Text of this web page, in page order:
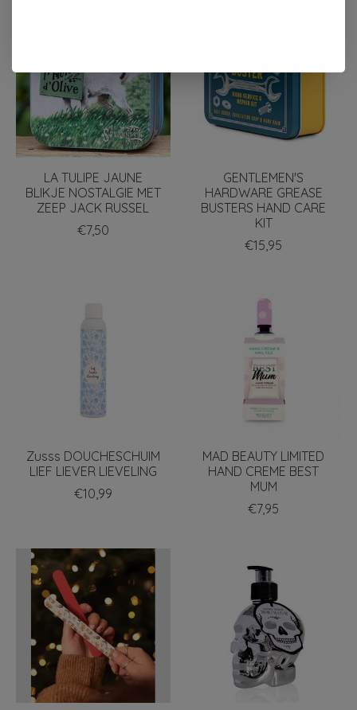
LA TULIPE JAUNE
BLIKJE NOSTALGIE MET
ZEEP JACK RUSSEL
€7,50
GENTLEMEN'S
HARDWARE GREASE
BUSTERS HAND CARE
KIT
€15,95
Zusss DOUCHESCHUIM
LIEF LIEVER LIEVELING
€10,99
MAD BEAUTY LIMITED
HAND CREME BEST
MUM
€7,95